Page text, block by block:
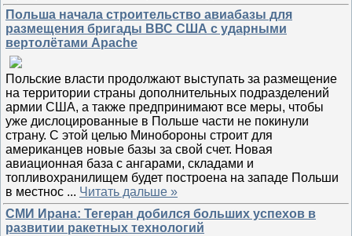
Польша начала строительство авиабазы для
размещения бригады ВВС США с ударными
вертолётами Apache
Польские власти продолжают выступать за размещение
на территории страны дополнительных подразделений
армии США, а также предпринимают все меры, чтобы
уже дислоцированные в Польше части не покинули
страну. С этой целью Минобороны строит для
американцев новые базы за свой счет. Новая
авиационная база с ангарами, складами и
топливохранилищем будет построена на западе Польши
в местнос ... Читать дальше »
СМИ Ирана: Тегеран добился больших успехов в
развитии ракетных технологий